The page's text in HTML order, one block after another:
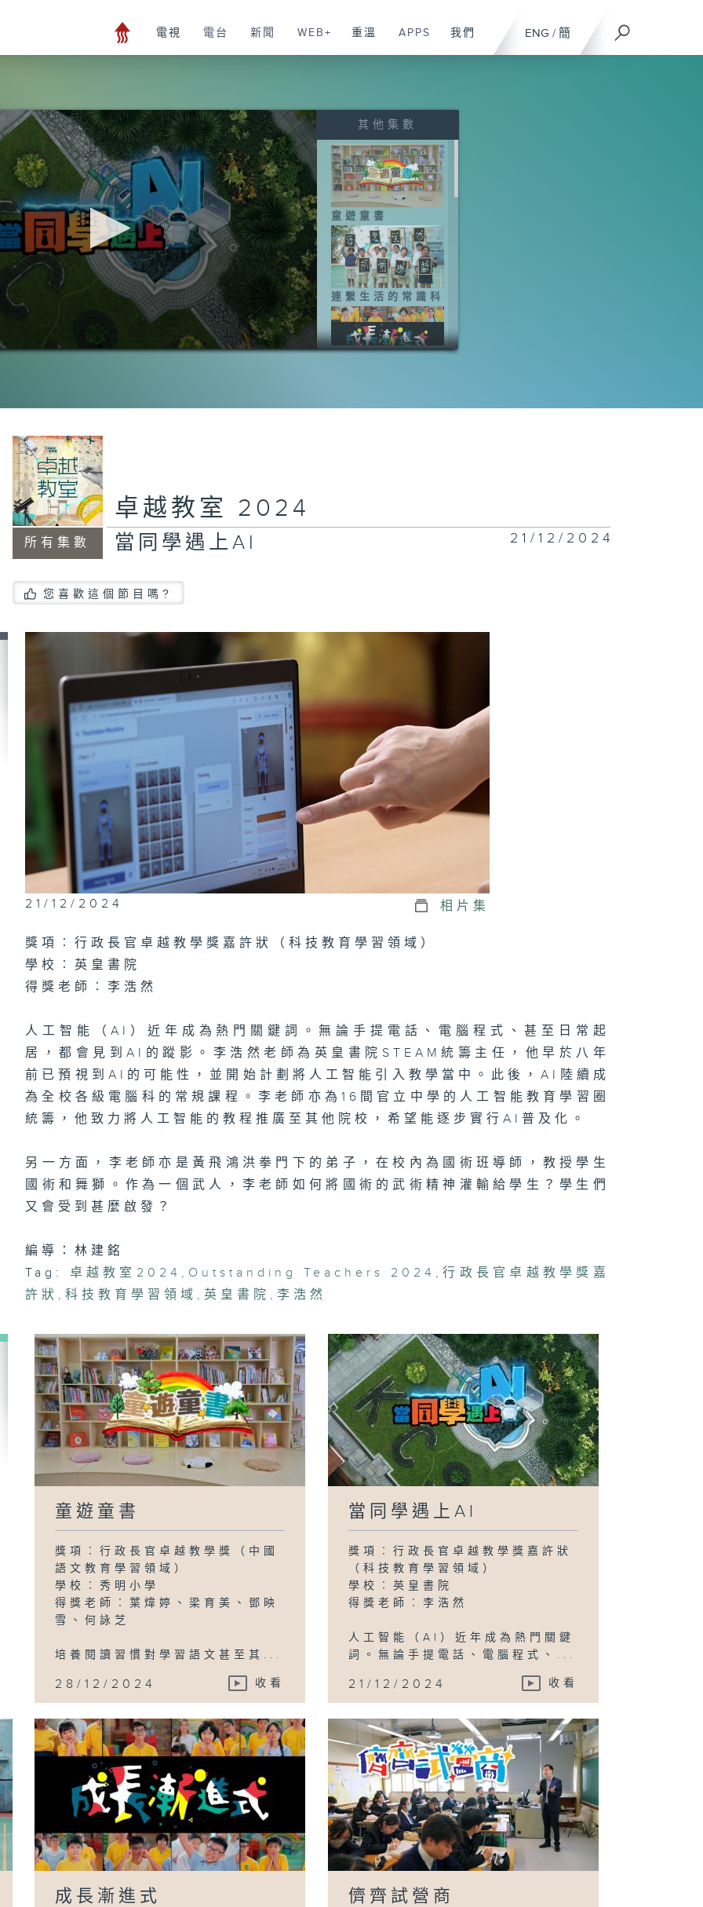
ENG / 簡
電視 電台 新聞 WEB+ 重溫 APPS 我們
其他集數
童遊童書
連繫生活的常識科
常識超限賽
運動，沒有不可能
所有集數
卓越教室 2024
當同學遇上AI 21/12/2024
您喜歡這個節目嗎?
21/12/2024 相片集
獎項︰行政長官卓越教學獎嘉許狀（科技教育學習領域）
學校︰英皇書院
得獎老師︰李浩然
人工智能（AI）近年成為熱門關鍵詞。無論手提電話、電腦程式、甚至日常起
居，都會見到AI的蹤影。李浩然老師為英皇書院STEAM統籌主任，他早於八年
前已預視到AI的可能性，並開始計劃將人工智能引入教學當中。此後，AI陸續成
為全校各級電腦科的常規課程。李老師亦為16間官立中學的人工智能教育學習圈
統籌，他致力將人工智能的教程推廣至其他院校，希望能逐步實行AI普及化。
另一方面，李老師亦是黃飛鴻洪拳門下的弟子，在校內為國術班導師，教授學生
國術和舞獅。作為一個武人，李老師如何將國術的武術精神灌輸給學生？學生們
又會受到甚麼啟發？
編導：林建銘
Tag:
卓越教室2024 , Outstanding Teachers 2024 ,行政長官卓越教學獎嘉
許狀 ,科技教育學習領域 ,英皇書院 , 李浩然
童遊童書
獎項︰行政長官卓越教學獎（中國
語文教育學習領域）
學校︰秀明小學
得獎老師︰葉煒婷、梁育美、鄧映
雪、何詠芝
培養閱讀習慣對學習語文甚至其...
28/12/2024 收看
當同學遇上AI
獎項︰行政長官卓越教學獎嘉許狀
（科技教育學習領域）
學校︰英皇書院
得獎老師︰李浩然
人工智能（AI）近年成為熱門關鍵
詞。無論手提電話、電腦程式、...
21/12/2024 收看
成長漸進式 儕齊試營商